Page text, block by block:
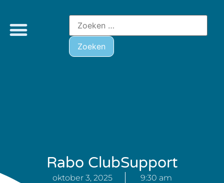
Rabo ClubSupport
oktober 3, 2025 9:30 am